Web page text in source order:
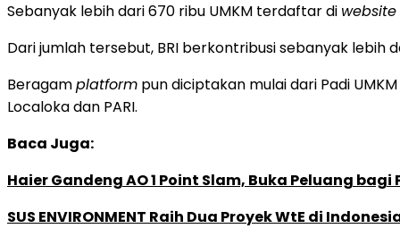
Sebanyak lebih dari 670 ribu UMKM terdaftar di website
Dari jumlah tersebut, BRI berkontribusi sebanyak lebih
Beragamplatform pun diciptakan mulai dari Padi
Localoka dan PARI.
Baca Juga:
Haier Gandeng AO 1 Point Slam, Buka Peluang
SUS ENVIRONMENT Raih Dua Proyek WtE di